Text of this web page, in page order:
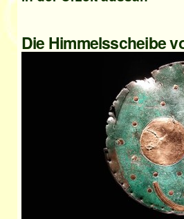
Die Himmelsscheibe